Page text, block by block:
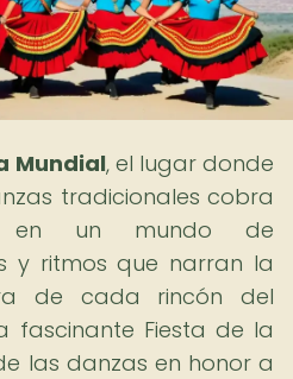
Mundial, el lugar donde
tradicionales cobra
en un mundo de
y ritmos que narran la
de cada rincón del
fascinante Fiesta de la
las danzas en honor a